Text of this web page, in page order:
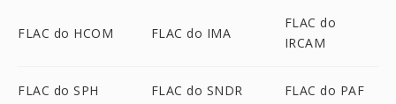
FLAC do HCOM FLAC do IMA
FLAC do
IRCAM
FLAC do SPH FLAC do SNDR FLAC do PAF